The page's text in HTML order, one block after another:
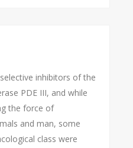
inhibitors of the
PDE III, and while
the force of
and man, some
class were